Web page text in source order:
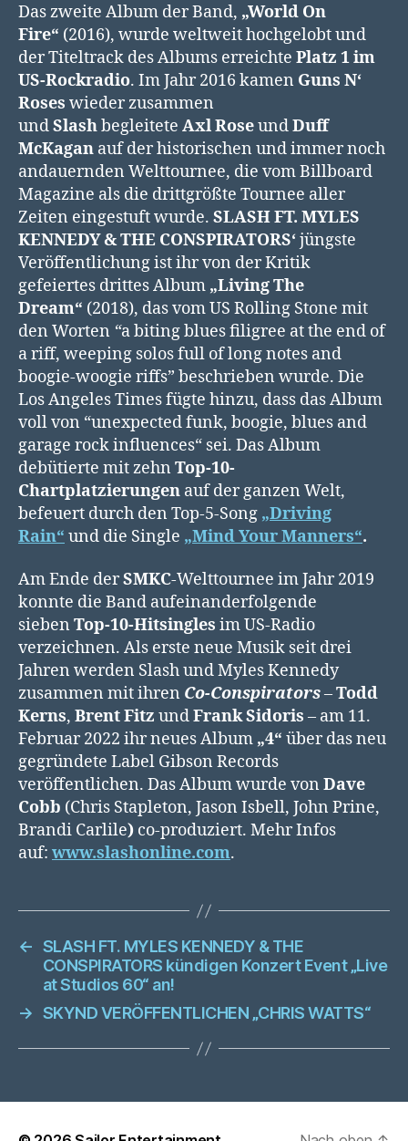
Das zweite Album der Band, „World On
Fire“ (2016), wurde weltweit hochgelobt und
der Titeltrack des Albums erreichte Platz 1 im
US-Rockradio. Im Jahr 2016 kamen Guns N‘
Roses wieder zusammen
undSlashbegleitete Axl RoseundDuff
McKagan auf der historischen und immer noch
andauernden Welttournee, die vom Billboard
Magazine als die drittgrößte Tournee aller
Zeiten eingestuft wurde. SLASH FT. MYLES
KENNEDY & THE CONSPIRATORS‘jüngste
Veröffentlichung ist ihr von der Kritik
gefeiertes drittes Album „Living The
Dream“ (2018), das vom US Rolling Stone mit
den Worten “a biting blues filigree at the end of
a riff, weeping solos full of long notes and
boogie-woogie riffs” beschrieben wurde. Die
Los Angeles Times fügte hinzu, dass das Album
voll von “unexpected funk, boogie, blues and
garage rock influences“ sei. Das Album
debütierte mit zehn Top-10-
Chartplatzierungen auf der ganzen Welt,
befeuert durch den Top-5-Song „Driving
Rain“ und die Single „Mind Your Manners“.
Am Ende derSMKC-Welttournee im Jahr 2019
konnte die Band aufeinanderfolgende
sieben Top-10-Hitsingles im US-Radio
verzeichnen. Als erste neue Musik seit drei
Jahren werden Slash und Myles Kennedy
zusammen mit ihren Co-Conspirators–Todd
Kerns, Brent Fitz undFrank Sidoris – am 11.
Februar 2022 ihr neues Album „4“ über das neu
gegründete Label Gibson Records
veröffentlichen. Das Album wurde von Dave
Cobb (Chris Stapleton, Jason Isbell, John Prine,
Brandi Carlile) co-produziert. Mehr Infos
auf: www.slashonline.com.
← SLASH FT. MYLES KENNEDY & THE
CONSPIRATORS kündigen Konzert Event „Live
at Studios 60“ an!
→ SKYND VERÖFFENTLICHEN „CHRIS WATTS“